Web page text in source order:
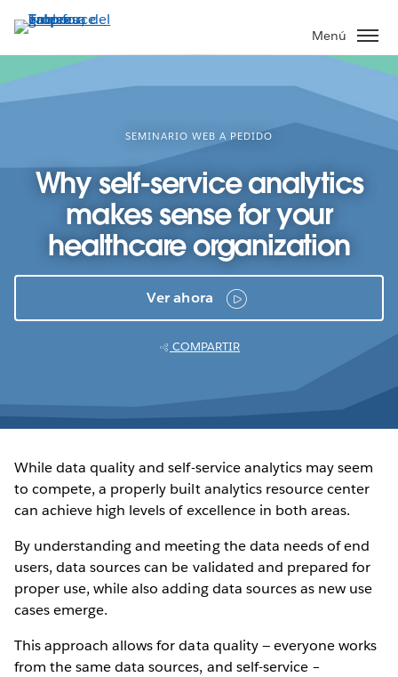
contenido
principal
Menú
SEMINARIO WEB A PEDIDO
Why self-service analytics
makes sense for your
healthcare organization
Ver ahora
COMPARTIR
While data quality and self-service analytics may seem
to compete, a properly built analytics resource center
can achieve high levels of excellence in both areas.
By understanding and meeting the data needs of end
users, data sources can be validated and prepared for
proper use, while also adding data sources as new use
cases emerge.
This approach allows for data quality — everyone works
from the same data sources, and self-service –